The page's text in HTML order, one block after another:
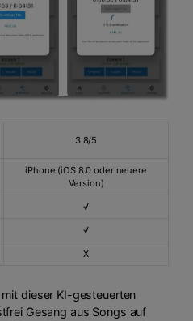
3.8/5
iPhone (iOS 8.0 oder neuere
Version)
√
√
X
dieser KI-gesteuerten
Gesang aus Songs auf